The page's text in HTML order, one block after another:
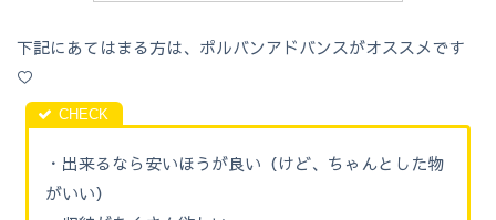
下記にあてはまる方は、ポルバンアドバンスがオススメです
♡
・出来るなら安いほうが良い（けど、ちゃんとした物
がいい）